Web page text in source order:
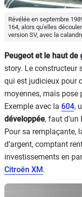
Révélée en septembre
164, alors qu'elles
version SV, avec la
Peugeot et le haut de
story. Le constructeur
qui est judicieux pour
moyennes, mais pose
Exemple avec la 604,
développée, faut d'un
Pour sa remplaçante,
d’argent, comptant
investissements en
Citroën XM.